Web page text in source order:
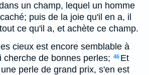
un champ, lequel un homme
puis de la joie qu'il en a, il
ce qu'il a, et achète ce champ.
cieux est encore semblable à
cherche de bonnes perles; 46 Et
perle de grand prix, s'en est